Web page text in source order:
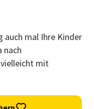
auch mal Ihre Kinder
nach
vielleicht mit